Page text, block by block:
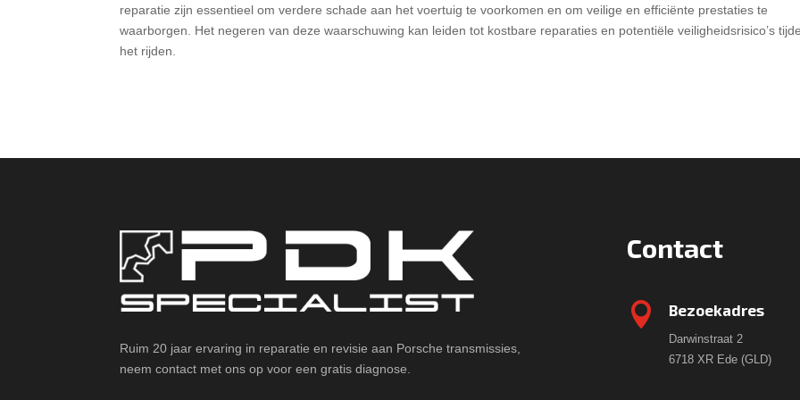
reparatie zijn essentieel om verdere schade aan het voertuig te voorkomen en om veilige en efficiënte prestaties te
waarborgen. Het negeren van deze waarschuwing kan leiden tot kostbare reparaties en potentiële veiligheidsrisico’s
het rijden.
Ruim 20 jaar ervaring in reparatie en revisie aan Porsche transmissies,
neem contact met ons op voor een gratis diagnose.
Contact
 Bezoekadres
Darwinstraat 2
6718 XR Ede (GLD)